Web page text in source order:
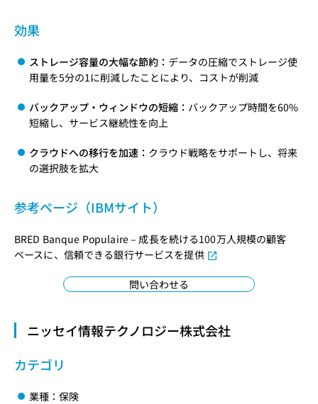
効果
ストレージ容量の大幅な節約： データの圧縮でストレージ使
用量を5分の1に削減したことにより、コストが削減
バックアップ・ウィンドウの短縮： バックアップ時間を60%
短縮し、サービス継続性を向上
クラウドへの移行を加速： クラウド戦略をサポートし、将来
の選択肢を拡大
参考ページ（IBMサイト）
BRED Banque Populaire – 成長を続ける100万人規模の顧客
ベースに、信頼できる銀行サービスを提供
問い合わせる
ニッセイ情報テクノロジー株式会社
カテゴリ
業種：保険